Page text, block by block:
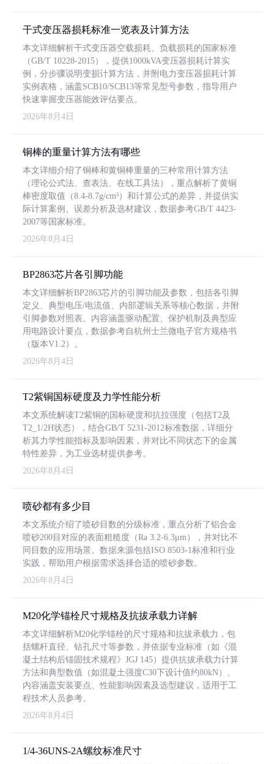
干式变压器损耗标准一览表及计算方法
本文详细解析干式变压器空载损耗、负载损耗的国家标准
（GB/T 10228-2015），提供1000kVA变压器损耗计算实
例，分步骤说明变损计算方法，并附电力变压器损耗计算
实例表格，涵盖SCB10/SCB13等常见型号参数，指导用户
快速掌握变压器能效评估要点。
2026年8月4日
铜棒的重量计算方法有哪些
本文详细介绍了铜棒和黄铜棒重量的三种常用计算方法
（理论公式法、查表法、在线工具法），重点解析了黄铜
棒密度取值（8.4-8.7g/cm³）和计算公式的差异，并提供实
际计算案例、误差分析及选材建议，数据参考GB/T 4423-
2007等国家标准。
2026年8月4日
BP2863芯片各引脚功能
本文详细解析BP2863芯片的引脚功能及参数，包括各引脚
定义、典型电压/电流值、内部逻辑关系等核心数据，并附
引脚参数对照表。内容涵盖驱动配置、保护机制及典型应
用电路设计要点，数据参考自杭州士兰微电子官方规格书
（版本V1.2）。
2026年8月4日
T2紫铜国标硬度及力学性能分析
本文系统解读T2紫铜的国标硬度和抗拉强度（包括T2及
T2_1/2H状态），结合GB/T 5231-2012标准数据，详细分
析其力学性能指标及影响因素，并对比不同状态下的金属
特性差异，为工业选材提供参考。
2026年8月4日
喷砂都有多少目
本文系统介绍了喷砂目数的分级标准，重点分析了铝合金
喷砂200目对应的表面粗糙度（Ra 3.2-6.3μm），并对比不
同目数的应用场景。数据来源包括ISO 8503-1标准和行业
实践，帮助用户根据需求选择合适的喷砂参数。
2026年8月4日
M20化学锚栓尺寸规格及抗拔承载力详解
本文详细解析M20化学锚栓的尺寸规格和抗拔承载力，包
括螺杆直径、钻孔尺寸等参数，并依据专业标准（如《混
凝土结构后锚固技术规程》JGJ 145）提供抗拔承载力计算
方法和典型数值（如混凝土强度C30下设计值约80kN）。
内容涵盖安装要点、性能影响因素及选型建议，适用于工
程技术人员参考。
2026年8月4日
1/4-36UNS-2A螺纹标准尺寸